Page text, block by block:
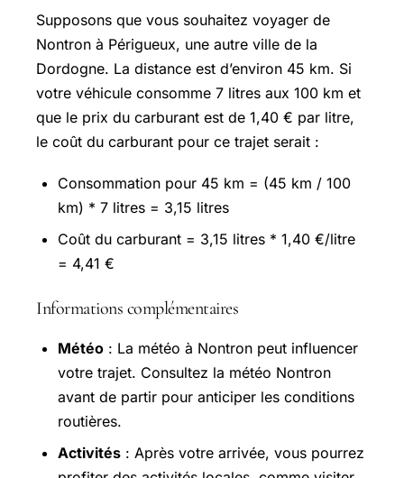
Supposons que vous souhaitez voyager de
Nontron à Périgueux, une autre ville de la
Dordogne. La distance est d’environ 45 km. Si
votre véhicule consomme 7 litres aux 100 km et
que le prix du carburant est de 1,40 € par litre,
le coût du carburant pour ce trajet serait :
Consommation pour 45 km = (45 km / 100
km) * 7 litres = 3,15 litres
Coût du carburant = 3,15 litres * 1,40 €/litre
= 4,41 €
Informations complémentaires
Météo : La météo à Nontron peut influencer
votre trajet. Consultez la météo Nontron
avant de partir pour anticiper les conditions
routières.
Activités : Après votre arrivée, vous pourrez